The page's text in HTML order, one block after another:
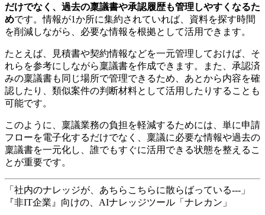
だけでなく、過去の稟議書や承認履歴も管理しやすくなるた
めです。情報が1か所に集約されていれば、資料を探す時間
を削減しながら、必要な情報を根拠として活用できます。
たとえば、見積書や契約情報などを一元管理しておけば、そ
れらを参考にしながら稟議書を作成できます。また、承認済
みの稟議書も同じ場所で管理できるため、あとから内容を確
認したり、類似案件の判断材料として活用したりすることも
可能です。
このように、稟議業務の負担を軽減するためには、単に申請
フローを電子化するだけでなく、稟議に必要な情報や過去の
稟議書を一元化し、誰でもすぐに活用できる状態を整えるこ
とが重要です。
「社内のナレッジが、あちらこちらに散らばっている---」
『非IT企業』向けの、AIナレッジツール「ナレカン」